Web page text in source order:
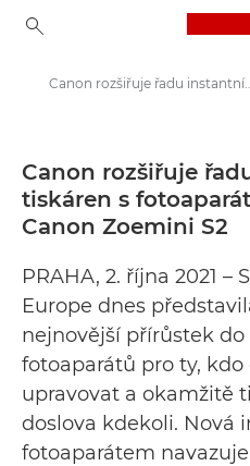
Tiskové centrum
Tiskové zprávy
Canon rozšiřuje řadu instantních tiskáren s
Canon rozšiřuje
tiskáren s
Canon Zoemini S2
PRAHA, 2. října 2021 –
Europe dnes
nejnovější přírůstek
fotoaparátů pro ty,
upravovat a okamžitě
doslova kdekoli. Nová
fotoaparátem